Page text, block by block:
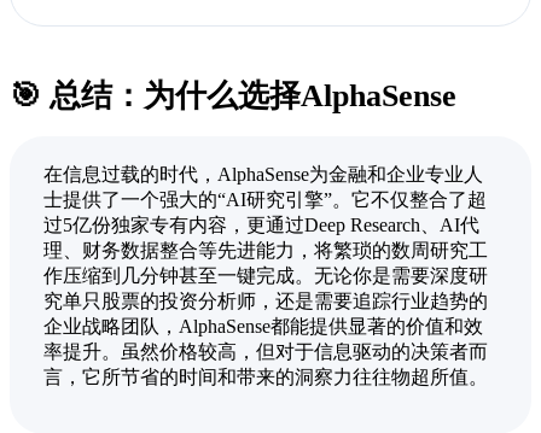
🎯 总结：为什么选择AlphaSense
在信息过载的时代，AlphaSense为金融和企业专业人
士提供了一个强大的“AI研究引擎”。它不仅整合了超
过5亿份独家专有内容，更通过Deep Research、AI代
理、财务数据整合等先进能力，将繁琐的数周研究工
作压缩到几分钟甚至一键完成。无论你是需要深度研
究单只股票的投资分析师，还是需要追踪行业趋势的
企业战略团队，AlphaSense都能提供显著的价值和效
率提升。虽然价格较高，但对于信息驱动的决策者而
言，它所节省的时间和带来的洞察力往往物超所值。